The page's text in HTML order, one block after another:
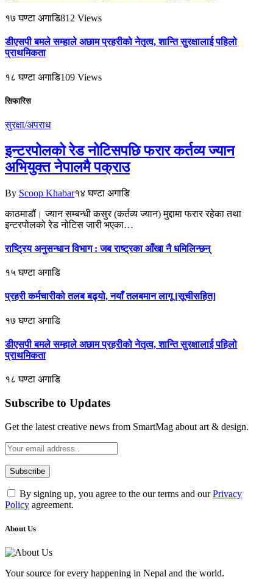
१७ घण्टा अगाडि812 Views
डीएसपी बमले सम्हाले अछाम प्रहरीको नेतृत्व, शान्ति सुरक्षालाई पहिलो
प्राथमिकता
१८ घण्टा अगाडि109 Views
सिफारिस
सुरक्षा/अपराध
इन्टरपोलको रेड नोटिसपछि फरार कर्तव्य ज्यान
अभियुक्त नेपालमै पक्राउ
By Scoop Khabar१४ घण्टा अगाडि
काठमाडौं। ज्यान सम्बन्धी कसुर (कर्तव्य ज्यान) मुद्दामा फरार रहेका तथा
इन्टरपोलको रेड नोटिस जारी भएका…
राष्ट्रिय अनुसन्धान विभाग : जब राष्ट्रका आँखा नै धमिलिन्छन्
१५ घण्टा अगाडि
प्रहरी कर्मचारीको तलब बढ्यो, नयाँ तलबमान लागू [सूचीसहित]
१७ घण्टा अगाडि
डीएसपी बमले सम्हाले अछाम प्रहरीको नेतृत्व, शान्ति सुरक्षालाई पहिलो
प्राथमिकता
१८ घण्टा अगाडि
Subscribe to Updates
Get the latest creative news from SmartMag about art & design.
By signing up, you agree to the our terms and ourPrivacy
Policy agreement.
About Us
Your source for every happening in Nepal and the world.